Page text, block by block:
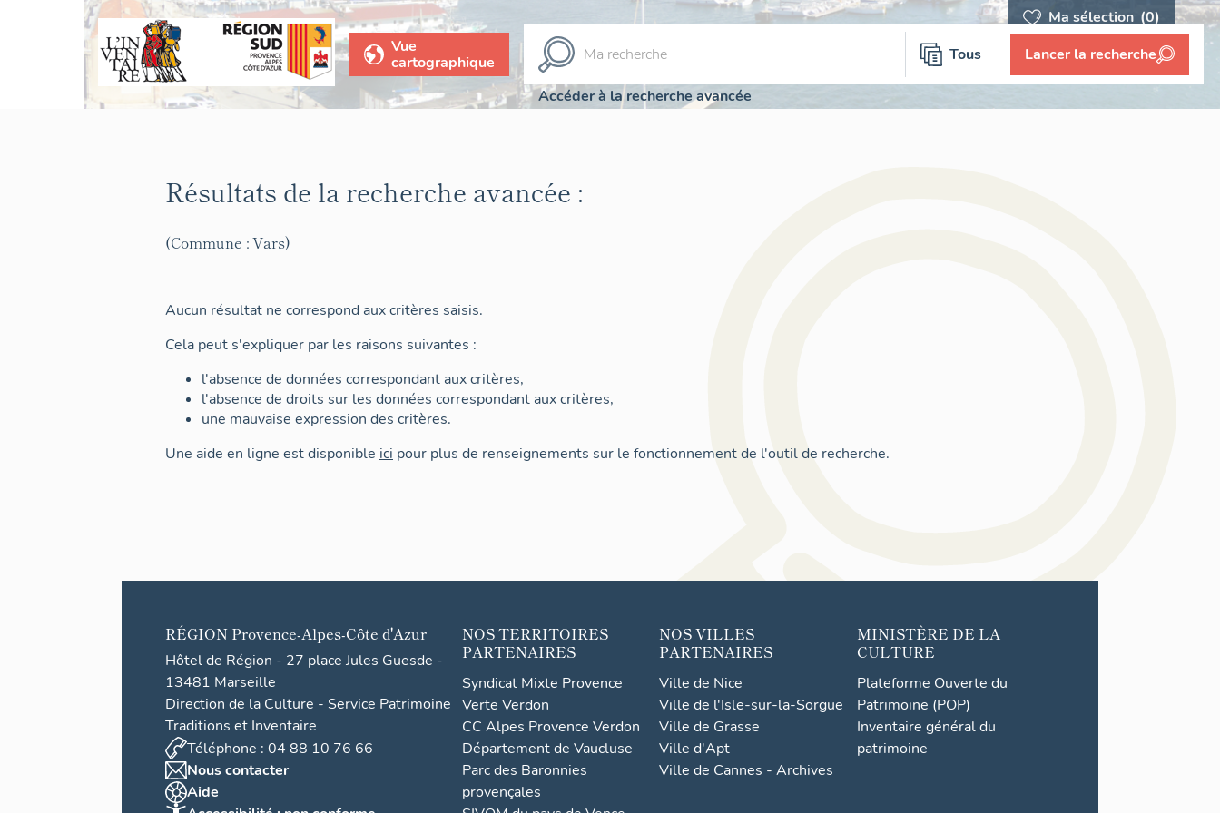
Ma sélection (0)
Vue
cartographique
Tous Lancer la recherche
Accéder à la recherche avancée
Résultats de la recherche avancée :
(Commune : Vars)
Aucun résultat ne correspond aux critères saisis.
Cela peut s'expliquer par les raisons suivantes :
l'absence de données correspondant aux critères,
l'absence de droits sur les données correspondant aux critères,
une mauvaise expression des critères.
Une aide en ligne est disponible ici pour plus de renseignements sur le fonctionnement de l'outil de recherche.
RÉGION Provence-Alpes-Côte d'Azur
Hôtel de Région - 27 place Jules Guesde -
13481 Marseille
Direction de la Culture - Service Patrimoine
Traditions et Inventaire
Téléphone : 04 88 10 76 66
Nous contacter
Aide
NOS TERRITOIRES
PARTENAIRES
Syndicat Mixte Provence
Verte Verdon
CC Alpes Provence Verdon
Département de Vaucluse
Parc des Baronnies
provençales
NOS VILLES
PARTENAIRES
Ville de Nice
Ville de l'Isle-sur-la-Sorgue
Ville de Grasse
Ville d'Apt
Ville de Cannes - Archives
MINISTÈRE DE LA
CULTURE
Plateforme Ouverte du
Patrimoine (POP)
Inventaire général du
patrimoine